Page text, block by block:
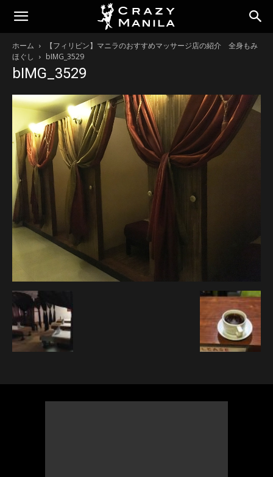
ホーム
【フィリピン】マニラのおすすめマッサージ店の紹介 全身もみ
ほぐし
bIMG_3529
bIMG_3529